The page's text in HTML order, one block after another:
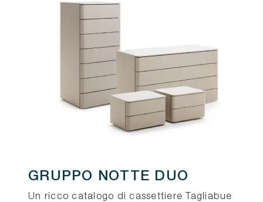
GRUPPO NOTTE DUO
Un ricco catalogo di cassettiere Tagliabue